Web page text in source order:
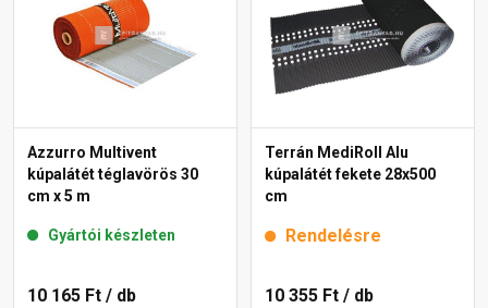
Azzurro Multivent
kúpalátét téglavörös 30
cm x 5 m
Gyártói készleten
10 165 Ft / db
Terrán MediRoll Alu
kúpalátét fekete 28x500
cm
Rendelésre
10 355 Ft / db